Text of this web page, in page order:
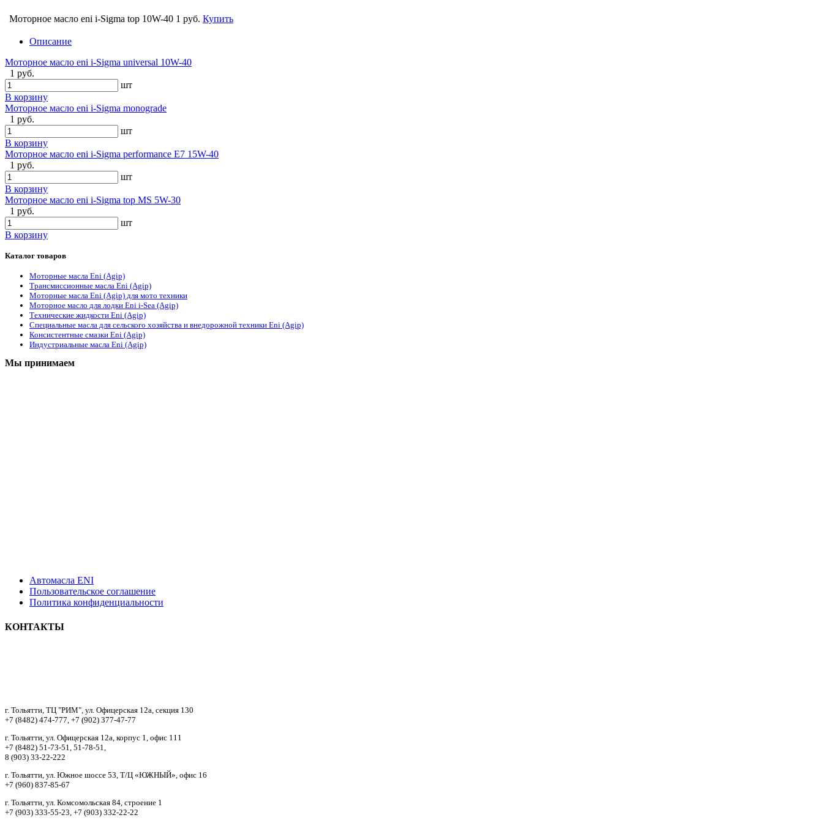
Моторное масло eni i-Sigma top 10W-40 1 руб. Купить
Описание
Моторное масло eni i-Sigma universal 10W-40
1 руб.
шт
В корзину
Моторное масло eni i-Sigma monograde
1 руб.
шт
В корзину
Моторное масло eni i-Sigma performance E7 15W-40
1 руб.
шт
В корзину
Моторное масло eni i-Sigma top MS 5W-30
1 руб.
шт
В корзину
Каталог товаров
Моторные масла Eni (Agip)
Трансмиссионные масла Eni (Agip)
Моторные масла Eni (Agip) для мото техники
Моторное масло для лодки Eni i-Sea (Agip)
Технические жидкости Eni (Agip)
Специальные масла для сельского хозяйства и внедорожной техники Eni (Agip)
Консистентные смазки Eni (Agip)
Индустриальные масла Eni (Agip)
Мы принимаем
Автомасла ENI
Пользовательское соглашение
Политика конфиденциальности
КОНТАКТЫ
г. Тольятти, ТЦ "РИМ", ул. Офицерская 12а, секция 130
+7 (8482) 474-777, +7 (902) 377-47-77
г. Тольятти, ул. Офицерская 12а, корпус 1, офис 111
+7 (8482) 51-73-51, 51-78-51,
8 (903) 33-22-222
г. Тольятти, ул. Южное шоссе 53, Т/Ц «ЮЖНЫЙ», офис 16
+7 (960) 837-85-67
г. Тольятти, ул. Комсомольская 84, строение 1
+7 (903) 333-55-23, +7 (903) 332-22-22